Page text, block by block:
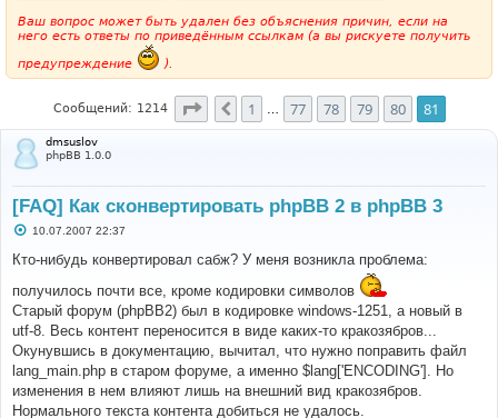
Ваш вопрос может быть удален без объяснения причин, если на
него есть ответы по приведённым ссылкам (а вы рискуете получить
предупреждение
).
Сообщений: 1214 Страница81 из 81
Пред.
1 77 78 79 80 81
dmsuslov
phpBB 1.0.0
[FAQ] Как сконвертировать phpBB 2 в phpBB 3
С
о
б
е
н
е
10.07.2007 22:37
Кто-нибудь конвертировал сабж? У меня возникла проблема:
получилось почти все, кроме кодировки символов
Старый форум (phpBB2) был в кодировке windows-1251, а новый в
utf-8. Весь контент переносится в виде каких-то кракозябров...
Окунувшись в документацию, вычитал, что нужно поправить файл
lang_main.php в старом форуме, а именно $lang['ENCODING']. Но
изменения в нем влияют лишь на внешний вид кракозябров.
Нормального текста контента добиться не удалось.